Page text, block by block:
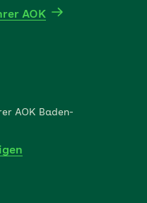
AOK
AOK Baden-